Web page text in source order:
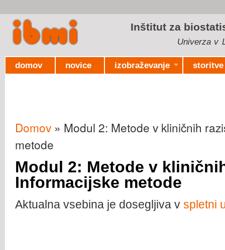
Inštitut za
Univerza v
domov novice izobraževanje storitve
Nahajate se tukaj
Domov » Modul 2: Metode v kliničnih
metode
Modul 2: Metode v
Informacijske metode
Aktualna vsebina je dosegljiva v spletni